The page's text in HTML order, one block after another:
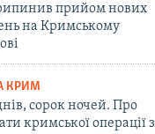
прийом нових
на Кримському
КРИМ
сорок ночей. Про
кримської операції з